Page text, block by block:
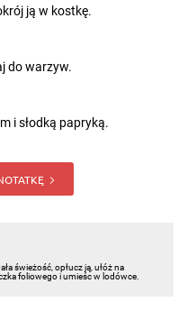
ją w kostkę.
do warzyw.
i słodką papryką.
świeżość, opłucz ją, ułóż na
foliowego i umieśc w lodówce.